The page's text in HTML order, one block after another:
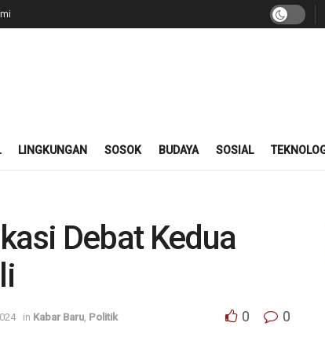
LINGKUNGAN SOSOK BUDAYA SOSIAL
Debat Kedua
in Kabar Baru Politik 0 0